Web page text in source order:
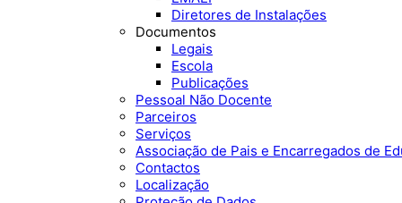
Diretores de Instalações
Documentos
Legais
Escola
Publicações
Pessoal Não Docente
Parceiros
Serviços
Associação de Pais e Encarregados de
Contactos
Localização